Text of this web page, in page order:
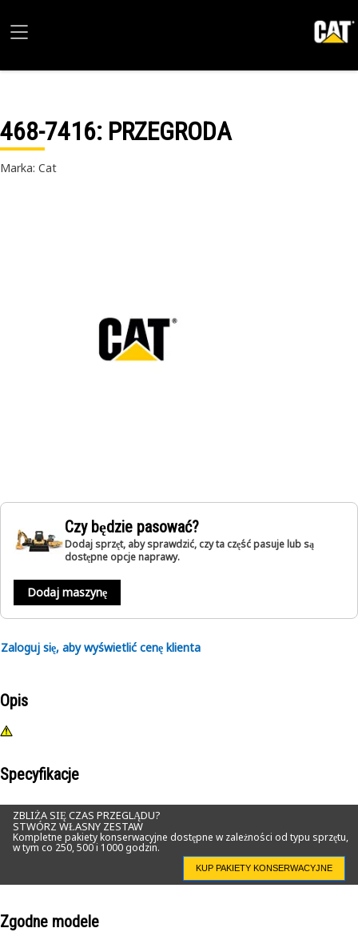
468-7416: PRZEGRODA
Marka: Cat
Czy będzie pasować?
Dodaj sprzęt, aby sprawdzić, czy ta część pasuje lub są
dostępne opcje naprawy.
Dodaj maszynę
Zaloguj się, aby wyświetlić cenę klienta
Opis
Specyfikacje
ZBLIŻA SIĘ CZAS PRZEGLĄDU?
STWÓRZ WŁASNY ZESTAW
Kompletne pakiety konserwacyjne dostępne w zależności od typu sprzętu,
w tym co 250, 500 i 1000 godzin.
KUP PAKIETY KONSERWACYJNE
Zgodne modele